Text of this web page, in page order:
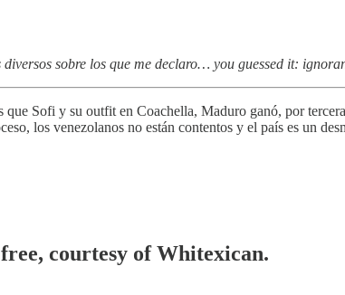
sobre los que me declaro… you guessed it:
que Sofi y su outfit en Coachella, Maduro ganó, por
los venezolanos no están contentos y el país es un
courtesy of Whitexican.